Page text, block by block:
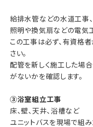
給排水管などの水道工事、
照明や換気扇などの電気
この工事は必ず、有資格
さい。
配管を新しく施工した場
がないかを確認します。
③浴室組立工事
床、壁、天井、浴槽など
ユニットバスを現場で組み